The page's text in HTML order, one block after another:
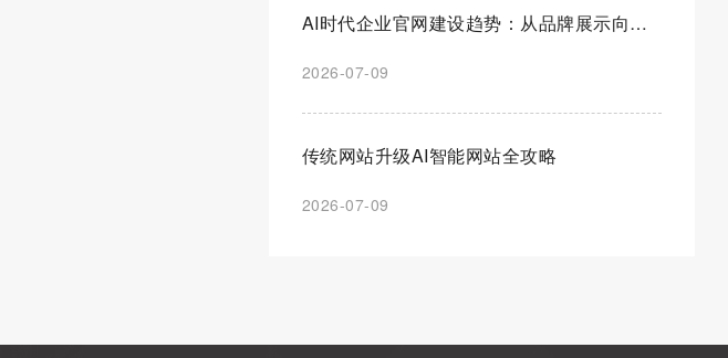
AI时代企业官网建设趋势：从品牌展示向智能营销平台全面升级
2026-07-09
传统网站升级AI智能网站全攻略
2026-07-09
健得龙医疗